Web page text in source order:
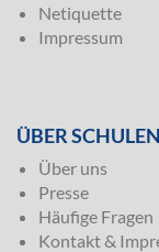
Netiquette
Impressum
ÜBER
Über uns
Presse
Häufige Fragen
Kontakt &